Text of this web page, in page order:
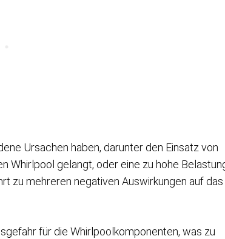
Ursachen haben, darunter den Einsatz von
Whirlpool gelangt, oder eine zu hohe
zu mehreren negativen Auswirkungen auf das
für die Whirlpoolkomponenten, was zu